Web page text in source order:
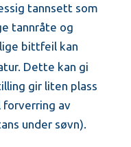
tannsett som
tannråte og
bittfeil kan
Dette kan gi
gir liten plass
av
under søvn).